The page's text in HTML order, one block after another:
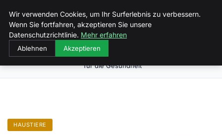
Malzminden
Haustiere: Arten, Pflege und ihre Vorteile
für die Gesundheit
HAUSTIERE
Wir verwenden Cookies, um Ihr Surferlebnis zu verbessern.
Wenn Sie fortfahren, akzeptieren Sie unsere
Datenschutzrichtlinie. Mehr erfahren
Ablehnen Akzeptieren